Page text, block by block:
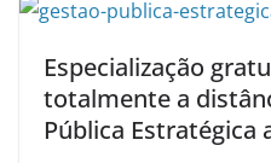
Especialização
totalmente a
Pública Estratégica